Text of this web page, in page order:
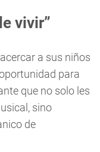
vivir”
a sus niños
para
que no solo les
sino
de